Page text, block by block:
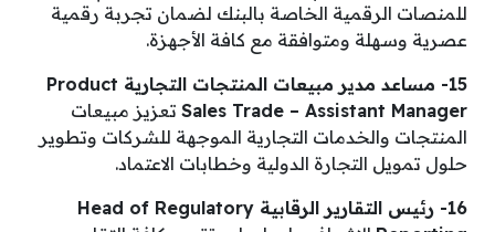
للمنصات الرقمية الخاصة بالبنك لضمان تجربة رقمية
عصرية وسهلة ومتوافقة مع كافة الأجهزة.
15- مساعد مدير مبيعات المنتجات التجارية Product
Sales Trade – Assistant Manager تعزيز مبيعات
المنتجات والخدمات التجارية الموجهة للشركات وتطوير
حلول تمويل التجارة الدولية وخطابات الاعتماد.
16- رئيس التقارير الرقابية Head of Regulatory